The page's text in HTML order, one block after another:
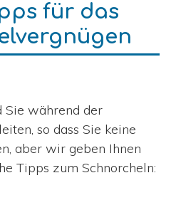
für das
Sie während der
so dass Sie keine
aber wir geben Ihnen
Tipps zum Schnorcheln: